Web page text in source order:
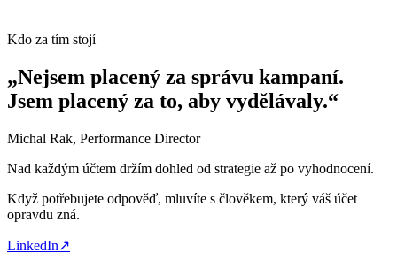
Kdo za tím stojí
„Nejsem placený za správu kampaní.
Jsem placený za to, aby vydělávaly.“
Michal Rak, Performance Director
Nad každým účtem držím dohled od strategie až po vyhodnocení.
Když potřebujete odpověď, mluvíte s člověkem, který váš účet
opravdu zná.
LinkedIn↗